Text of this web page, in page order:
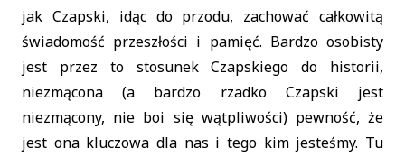
jak Czapski, idąc do przodu, zachować całkowitą
świadomość przeszłości i pamięć. Bardzo osobisty
jest przez to stosunek Czapskiego do historii,
niezmącona (a bardzo rzadko Czapski jest
niezmącony, nie boi się wątpliwości) pewność, że
jest ona kluczowa dla nas i tego kim jesteśmy. Tu